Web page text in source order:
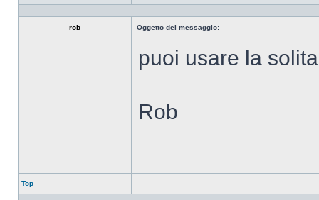
Profilo
rob Oggetto del messaggio:
puoi usare la
Rob
Top